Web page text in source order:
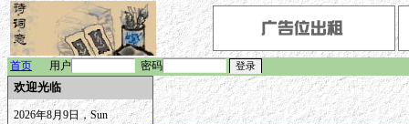
首页 用户 密码
欢迎光临
2026年8月9日，Sun